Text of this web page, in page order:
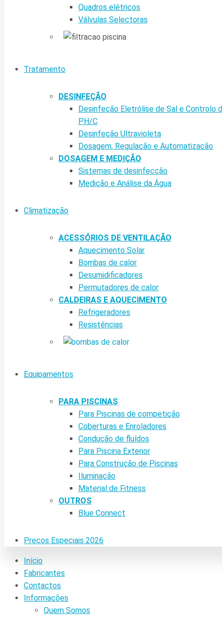
Quadros elétricos
Válvulas Selectoras
Tratamento
DESINFEÇÃO
Desinfeção Eletrólise de Sal e Controlo
PH/C
Desinfeção Ultravioleta
Dosagem, Regulação e Automatização
DOSAGEM E MEDIÇÃO
Sistemas de desinfecção
Medição e Análise da Água
Climatização
ACESSÓRIOS DE VENTILAÇÃO
Aquecimento Solar
Bombas de calor
Desumidificadores
Permutadores de calor
CALDEIRAS E AQUECIMENTO
Refrigeradores
Resistências
Equipamentos
PARA PISCINAS
Para Piscinas de competição
Coberturas e Enroladores
Condução de fluídos
Para Piscina Exterior
Para Construção de Piscinas
Iluminação
Material de Fitness
OUTROS
Blue Connect
Preços Especiais 2026
Início
Fabricantes
Contactos
Informações
Quem Somos